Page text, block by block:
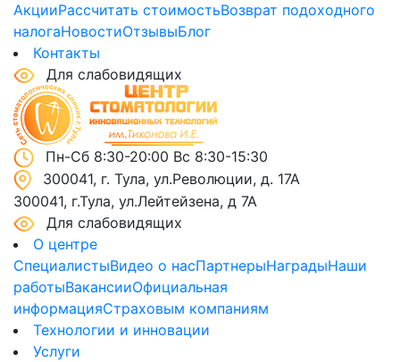
АкцииРассчитать стоимостьВозврат подоходного
налогаНовостиОтзывыБлог
Контакты
Для слабовидящих
Пн-Сб 8:30-20:00 Вс 8:30-15:30
300041, г. Тула, ул.Революции, д. 17А
300041, г.Тула, ул.Лейтейзена, д 7А
Для слабовидящих
О центре
СпециалистыВидео о насПартнерыНаградыНаши
работыВакансииОфициальная
информацияСтраховым компаниям
Технологии и инновации
Услуги